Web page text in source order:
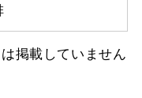
掲載していません